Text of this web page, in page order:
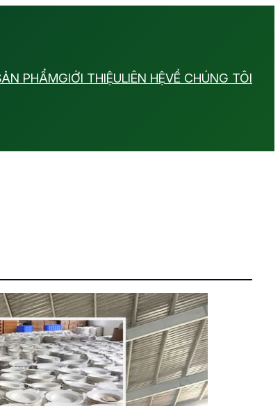
PHẨMGIỚI THIỆULIÊN HỆVỀ CHÚNG TÔI